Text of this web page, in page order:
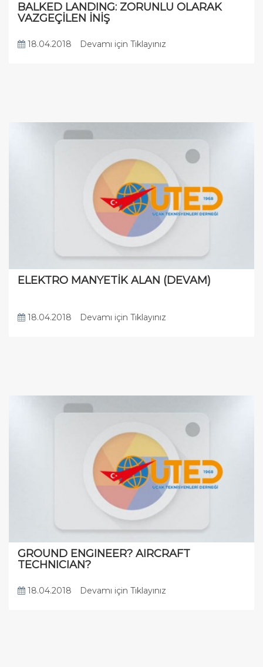
BALKED LANDING: ZORUNLU OLARAK
VAZGEÇİLEN İNİŞ
18.04.2018 Devamı için Tıklayınız
ELEKTRO MANYETİK ALAN (DEVAM)
18.04.2018 Devamı için Tıklayınız
GROUND ENGINEER? AIRCRAFT
TECHNICIAN?
18.04.2018 Devamı için Tıklayınız